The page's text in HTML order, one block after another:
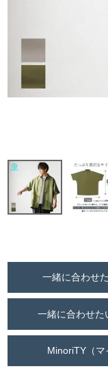
一緒に合わせ
一緒に合わせた
MinoriTY（マ